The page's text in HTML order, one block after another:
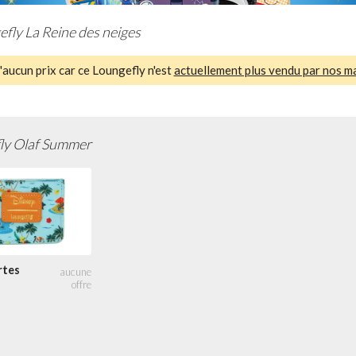
La Reine des neiges
prix car ce Loungefly n'estactuellement plus vendu par nos
Olaf Summer